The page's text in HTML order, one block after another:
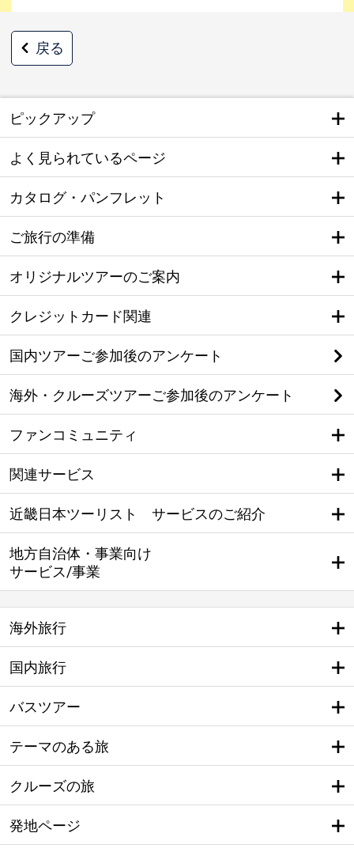
戻る
ピックアップ
よく見られているページ
カタログ・パンフレット
ご旅行の準備
オリジナルツアーのご案内
クレジットカード関連
国内ツアーご参加後のアンケート
海外・クルーズツアーご参加後のアンケート
ファンコミュニティ
関連サービス
近畿日本ツーリスト サービスのご紹介
地方自治体・事業向け
サービス/事業
海外旅行
国内旅行
バスツアー
テーマのある旅
クルーズの旅
発地ページ